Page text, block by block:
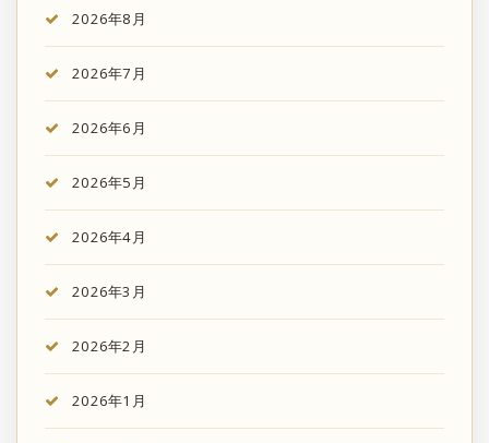
2026年8月
2026年7月
2026年6月
2026年5月
2026年4月
2026年3月
2026年2月
2026年1月